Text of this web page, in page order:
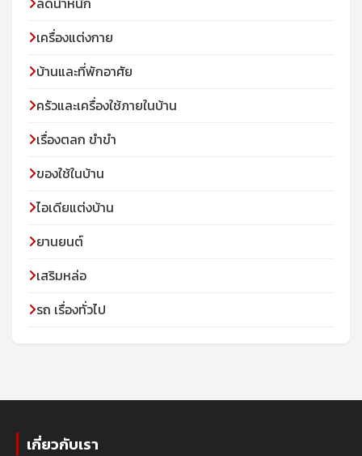
เครื่องแต่งกาย
บ้านและที่พักอาศัย
ครัวและเครื่องใช้ภายในบ้าน
เรื่องตลก ขำขำ
ของใช้ในบ้าน
ไอเดียแต่งบ้าน
ยานยนต์
เสริมหล่อ
รถ เรื่องทั่วไป
เกี่ยวกับเรา